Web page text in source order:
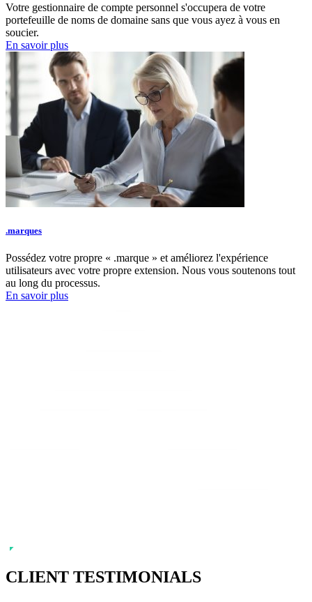
Votre gestionnaire de compte personnel s'occupera de votre
portefeuille de noms de domaine sans que vous ayez à vous en
soucier.
En savoir plus
.marques
Possédez votre propre « .marque » et améliorez l'expérience
utilisateurs avec votre propre extension. Nous vous soutenons tout
au long du processus.
En savoir plus
CLIENT TESTIMONIALS